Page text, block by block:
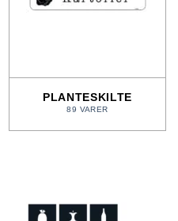
PLANTESKILTE
89 VARER